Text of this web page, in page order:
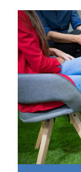
Engagement
Aktuelles
Jobs
Information